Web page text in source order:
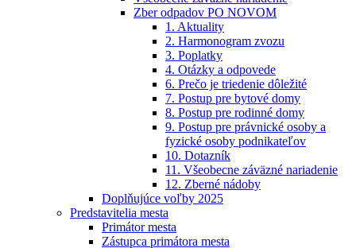
Zber odpadov PO NOVOM
1. Aktuality
2. Harmonogram zvozu
3. Poplatky
4. Otázky a odpovede
6. Prečo je triedenie dôležité
7. Postup pre bytové domy
8. Postup pre rodinné domy
9. Postup pre právnické osoby a
fyzické osoby podnikateľov
10. Dotazník
11. Všeobecne záväzné nariadenie
12. Zberné nádoby
Doplňujúce voľby 2025
Predstavitelia mesta
Primátor mesta
Zástupca primátora mesta